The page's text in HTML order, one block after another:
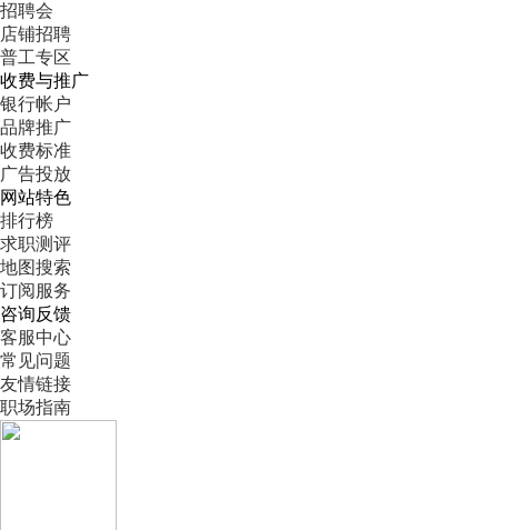
招聘会
店铺招聘
普工专区
收费与推广
银行帐户
品牌推广
收费标准
广告投放
网站特色
排行榜
求职测评
地图搜索
订阅服务
咨询反馈
客服中心
常见问题
友情链接
职场指南